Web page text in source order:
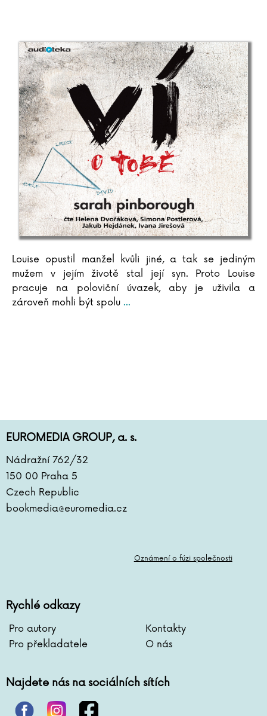
Louise opustil manžel kvůli jiné, a tak se jediným
mužem v jejím životě stal její syn. Proto Louise
pracuje na poloviční úvazek, aby je uživila a
zároveň mohli být spolu ...
EUROMEDIA GROUP, a. s.
Nádražní 762/32
150 00 Praha 5
Czech Republic
bookmedia@euromedia.cz
Oznámení o fúzi společnosti
Rychlé odkazy
Pro autory
Kontakty
Pro překladatele
O nás
Najdete nás na sociálních sítích